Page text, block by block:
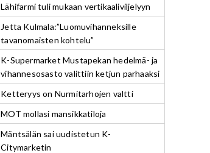
Lähifarmi tuli mukaan vertikaaliviljelyyn
Jetta Kulmala:”Luomuvihanneksille
tavanomaisten kohtelu”
K-Supermarket Mustapekan hedelmä- ja
vihannesosasto valittiin ketjun parhaaksi
Ketteryys on Nurmitarhojen valtti
MOT mollasi mansikkatiloja
Mäntsälän sai uudistetun K-
Citymarketin